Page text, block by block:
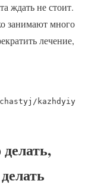
ждать не стоит.
занимают много
лечение,
kazhdyiy